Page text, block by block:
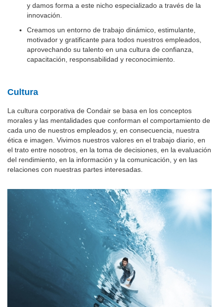
y damos forma a este nicho especializado a través de la
innovación.
Creamos un entorno de trabajo dinámico, estimulante,
motivador y gratificante para todos nuestros empleados,
aprovechando su talento en una cultura de confianza,
capacitación, responsabilidad y reconocimiento.
Cultura
La cultura corporativa de Condair se basa en los conceptos
morales y las mentalidades que conforman el comportamiento de
cada uno de nuestros empleados y, en consecuencia, nuestra
ética e imagen. Vivimos nuestros valores en el trabajo diario, en
el trato entre nosotros, en la toma de decisiones, en la evaluación
del rendimiento, en la información y la comunicación, y en las
relaciones con nuestras partes interesadas.